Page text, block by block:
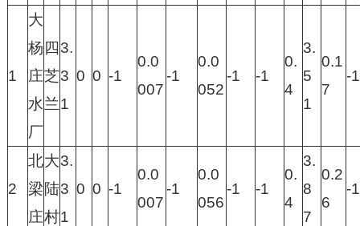
1
大
杨
庄
水
厂
四
芝
兰
3.
3
1
0 0 -1
0.0
007
-1
0.0
052
-1 -1
0.
4
3.
5
1
0.1
7
-1
2
北
梁
庄
大
陆
村
3.
3
1
0 0 -1
0.0
007
-1
0.0
056
-1 -1
0.
4
3.
8
7
0.2
6
-1